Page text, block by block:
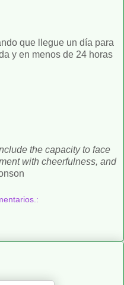
que llegue un día para
y en menos de 24 horas
the capacity to face
with cheerfulness, and